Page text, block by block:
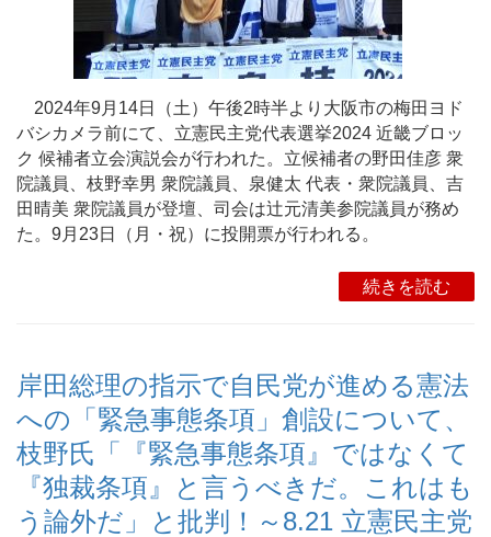
2024年9月14日（土）午後2時半より大阪市の梅田ヨド
バシカメラ前にて、立憲民主党代表選挙2024 近畿ブロッ
ク 候補者立会演説会が行われた。立候補者の野田佳彦 衆
院議員、枝野幸男 衆院議員、泉健太 代表・衆院議員、吉
田晴美 衆院議員が登壇、司会は辻元清美参院議員が務め
た。9月23日（月・祝）に投開票が行われる。
続きを読む
岸田総理の指示で自民党が進める憲法
への「緊急事態条項」創設について、
枝野氏「『緊急事態条項』ではなくて
『独裁条項』と言うべきだ。これはも
う論外だ」と批判！～8.21 立憲民主党